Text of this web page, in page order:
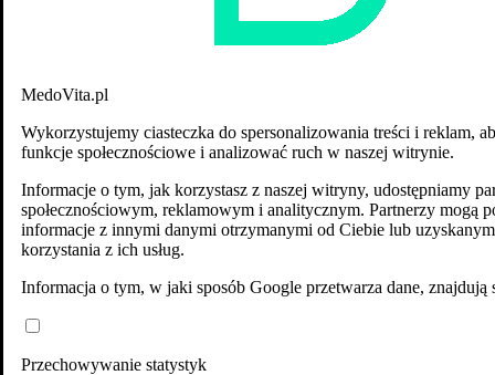
MedoVita.pl
Wykorzystujemy ciasteczka do spersonalizowania treści i reklam,
funkcje społecznościowe i analizować ruch w naszej witrynie.
Informacje o tym, jak korzystasz z naszej witryny, udostępniamy
społecznościowym, reklamowym i analitycznym. Partnerzy mogą
informacje z innymi danymi otrzymanymi od Ciebie lub
korzystania z ich usług.
Informacja o tym, w jaki sposób Google przetwarza dane, znajdują
Przechowywanie statystyk